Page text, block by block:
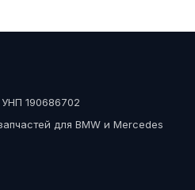
190686702
для BMW и Mercedes